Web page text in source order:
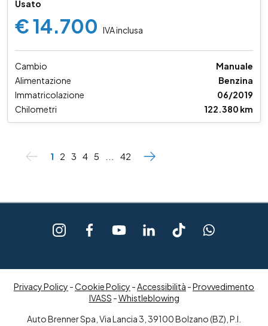
Usato
€ 14.700 IVA inclusa
Cambio
Manuale
Alimentazione
Benzina
Immatricolazione
06/2019
Chilometri
122.380 km
1 2 3 4 5 42
Privacy Policy -Cookie Policy -Accessibilità -Provvedimento
IVASS -Whistleblowing
Auto Brenner Spa, Via Lancia 3, 39100 Bolzano (BZ), P.I.